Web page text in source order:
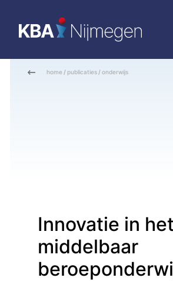
home / publicaties /onderwijs
Innovatie in het
middelbaar